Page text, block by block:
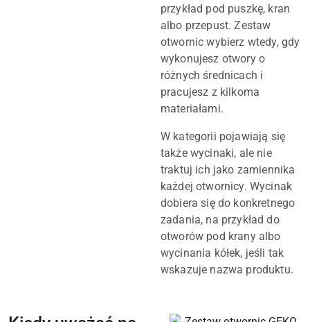
przykład pod puszkę, kran
albo przepust. Zestaw
otwornic wybierz wtedy, gdy
wykonujesz otwory o
różnych średnicach i
pracujesz z kilkoma
materiałami.
W kategorii pojawiają się
także wycinaki, ale nie
traktuj ich jako zamiennika
każdej otwornicy. Wycinak
dobiera się do konkretnego
zadania, na przykład do
otworów pod krany albo
wycinania kółek, jeśli tak
wskazuje nazwa produktu.